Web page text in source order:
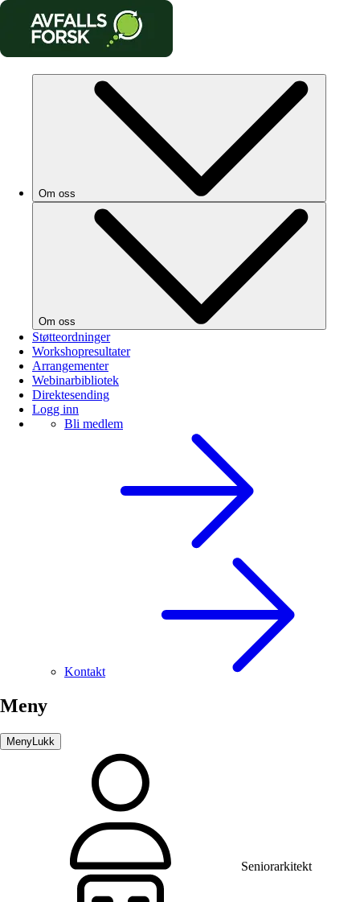
Om oss
Om oss
Støtteordninger
Workshopresultater
Arrangementer
Webinarbibliotek
Direktesending
Logg inn
Bli medlem
Kontakt
Meny
Meny Lukk
Seniorarkitekt